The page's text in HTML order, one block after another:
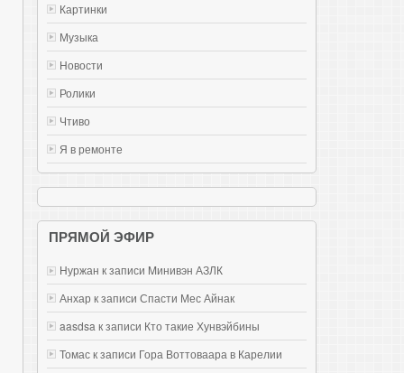
Картинки
Музыка
Новости
Ролики
Чтиво
Я в ремонте
ПРЯМОЙ ЭФИР
Нуржан к записи Mинивэн АЗЛК
Анхар к записи Спасти Мес Айнак
aasdsa к записи Кто такие Хунвэйбины
Томас к записи Гора Воттоваара в Карелии